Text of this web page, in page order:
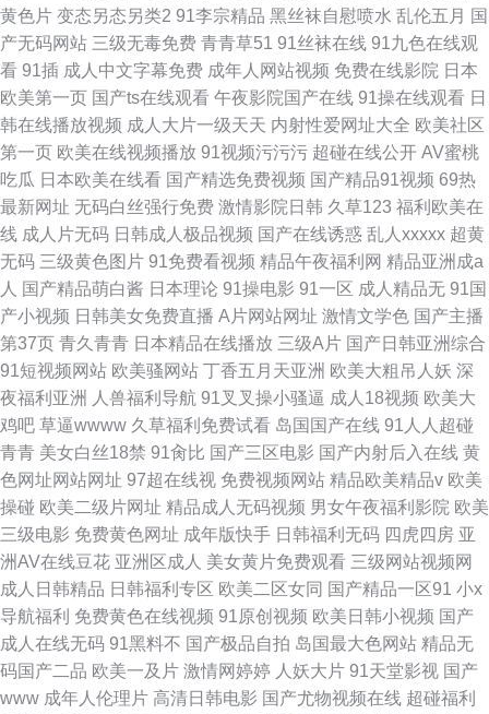
黄色片 变态另态另类2 91李宗精品 黑丝袜自慰喷水 乱伦五月 国
产无码网站 三级无毒免费 青青草51 91丝袜在线 91九色在线观
看 91插 成人中文字幕免费 成年人网站视频 免费在线影院 日本
欧美第一页 国产ts在线观看 午夜影院国产在线 91操在线观看 日
韩在线播放视频 成人大片一级天天 内射性爱网址大全 欧美社区
第一页 欧美在线视频播放 91视频污污污 超碰在线公开 AV蜜桃
吃瓜 日本欧美在线看 国产精选免费视频 国产精品91视频 69热
最新网址 无码白丝强行免费 激情影院日韩 久草123 福利欧美在
线 成人片无码 日韩成人极品视频 国产在线诱惑 乱人xxxxx 超黄
无码 三级黄色图片 91免费看视频 精品午夜福利网 精品亚洲成a
人 国产精品萌白酱 日本理论 91操电影 91一区 成人精品无 91国
产小视频 日韩美女免费直播 A片网站网址 激情文学色 国产主播
第37页 青久青青 日本精品在线播放 三级A片 国产日韩亚洲综合
91短视频网站 欧美骚网站 丁香五月天亚洲 欧美大粗吊人妖 深
夜福利亚洲
人兽福利导航 91叉叉操小骚逼 成人18视频 欧美大
鸡吧 草逼wwww 久草福利免费试看 岛国国产在线 91人人超碰
青青 美女白丝18禁 91肏比 国产三区电影 国产内射后入在线 黄
色网址网站网址 97超在线视 免费视频网站 精品欧美精品v 欧美
操碰 欧美二级片网址 精品成人无码视频 男女午夜福利影院 欧美
三级电影 免费黄色网址 成年版快手 日韩福利无码 四虎四房 亚
洲AV在线豆花 亚洲区成人 美女黄片免费观看 三级网站视频网
成人日韩精品 日韩福利专区 欧美二区女同 国产精品一区91 小x
导航福利 免费黄色在线视频 91原创视频 欧美日韩小视频 国产
成人在线无码 91黑料不 国产极品自拍 岛国最大色网站 精品无
码国产二品 欧美一及片 激情网婷婷 人妖大片 91天堂影视 国产
www 成年人伦理片 高清日韩电影 国产尤物视频在线 超碰福利